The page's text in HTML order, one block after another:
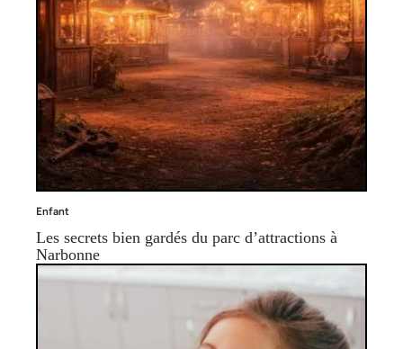
Enfant
Les secrets bien gardés du parc d’attractions à
Narbonne